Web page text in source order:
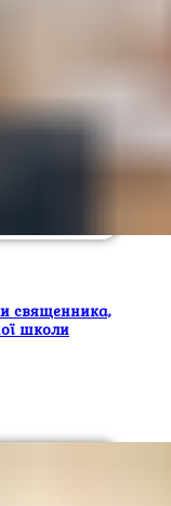
священника,
школи